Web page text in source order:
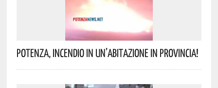
Potenza, Incendio In Un’abitazione In Provincia!